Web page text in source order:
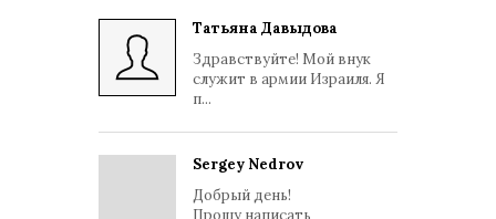
Татьяна Давыдова
Здравствуйте! Мой внук
служит в армии Израиля. Я
п...
Sergey Nedrov
Добрый день!
Прошу написать